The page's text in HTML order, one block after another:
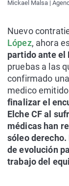
Mickael Malsa |
Nuevo
López, ahora
partido ante el
pruebas a las
confirmado una
medico
finalizar el
Elche CF al
médicas han
sóleo
de evolución
trabajo del